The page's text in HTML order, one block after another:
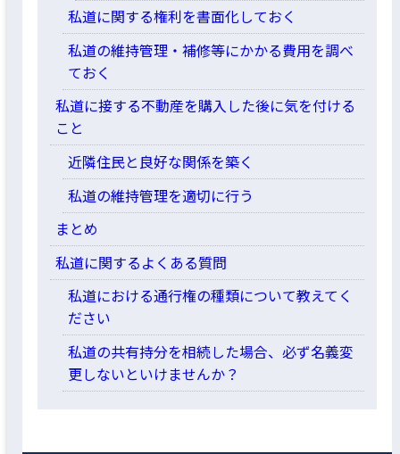
私道に関する権利を書面化しておく
私道の維持管理・補修等にかかる費用を調べ
ておく
私道に接する不動産を購入した後に気を付ける
こと
近隣住民と良好な関係を築く
私道の維持管理を適切に行う
まとめ
私道に関するよくある質問
私道における通行権の種類について教えてく
ださい
私道の共有持分を相続した場合、必ず名義変
更しないといけませんか？